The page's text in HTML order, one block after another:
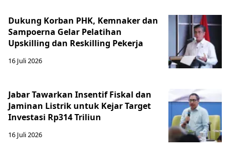
Dukung Korban PHK, Kemnaker dan
Sampoerna Gelar Pelatihan
Upskilling dan Reskilling Pekerja
16 Juli 2026
Jabar Tawarkan Insentif Fiskal dan
Jaminan Listrik untuk Kejar Target
Investasi Rp314 Triliun
16 Juli 2026